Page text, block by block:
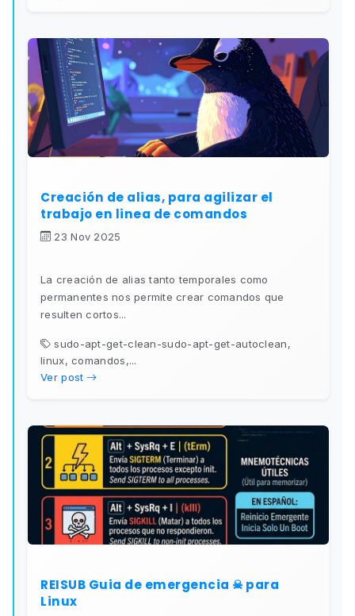
Creación de alias, para agilizar el
trabajo en linea de comandos
23 Nov 2025
La creación de alias tanto temporales como
permanentes nos permite crear comandos que
resulten cortos...
sudo-apt-get-clean-sudo-apt-get-autoclean,
linux, comandos,...
Ver post
REISUB Guia de emergencia ☠ para
Linux